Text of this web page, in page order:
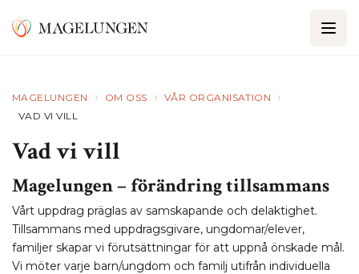
MAGELUNGEN › OM OSS › VÅR ORGANISATION ›
VAD VI VILL
Vad vi vill
Magelungen – förändring tillsammans
Vårt uppdrag präglas av samskapande och delaktighet.
Tillsammans med uppdragsgivare, ungdomar/elever,
familjer skapar vi förutsättningar för att uppnå önskade mål.
Vi möter varje barn/ungdom och familj utifrån individuella